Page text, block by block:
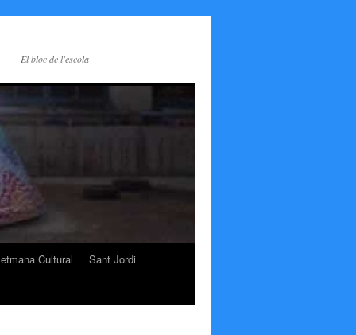
El bloc de l'escola
Cultural
Sant Jordi